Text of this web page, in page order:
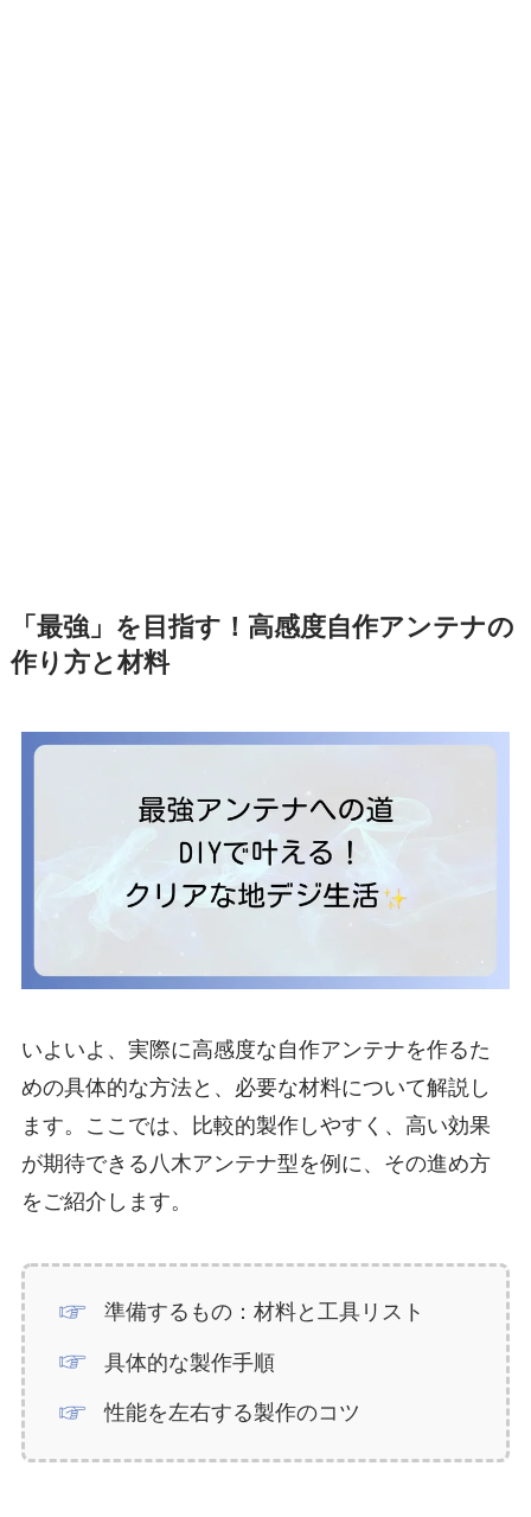
「最強」を目指す！高感度自作アンテナの
作り方と材料
いよいよ、実際に高感度な自作アンテナを作るた
めの具体的な方法と、必要な材料について解説し
ます。ここでは、比較的製作しやすく、高い効果
が期待できる八木アンテナ型を例に、その進め方
をご紹介します。
準備するもの：材料と工具リスト
具体的な製作手順
性能を左右する製作のコツ